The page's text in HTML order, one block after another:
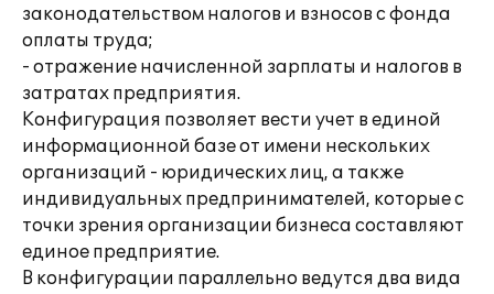
законодательством налогов и взносов с фонда
оплаты труда;
- отражение начисленной зарплаты и налогов в
затратах предприятия.
Конфигурация позволяет вести учет в единой
информационной базе от имени нескольких
организаций - юридических лиц, а также
индивидуальных предпринимателей, которые с
точки зрения организации бизнеса составляют
единое предприятие.
В конфигурации параллельно ведутся два вида